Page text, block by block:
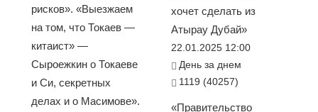
рисков». «Выезжаем
на том, что Токаев —
китаист» —
Сыроежкин о Токаеве
и Си, секретных
делах и о Масимове».
хочет сделать из
Атырау Дубай»
22.01.2025 12:00
День за днем
1119 (40257)
«Правительство